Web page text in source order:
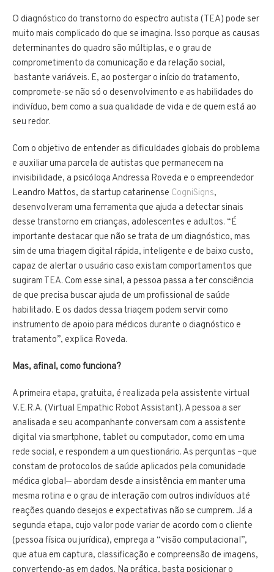
O diagnóstico do transtorno do espectro autista (TEA) pode ser
muito mais complicado do que se imagina. Isso porque as causas
determinantes do quadro são múltiplas, e o grau de
comprometimento da comunicação e da relação social,
bastante variáveis. E, ao postergar o início do tratamento,
compromete-se não só o desenvolvimento e as habilidades do
indivíduo, bem como a sua qualidade de vida e de quem está ao
seu redor.
Com o objetivo de entender as dificuldades globais do problema
e auxiliar uma parcela de autistas que permanecem na
invisibilidade, a psicóloga Andressa Roveda e o empreendedor
Leandro Mattos, da startup catarinense CogniSigns,
desenvolveram uma ferramenta que ajuda a detectar sinais
desse transtorno em crianças, adolescentes e adultos. “É
importante destacar que não se trata de um diagnóstico, mas
sim de uma triagem digital rápida, inteligente e de baixo custo,
capaz de alertar o usuário caso existam comportamentos que
sugiram TEA. Com esse sinal, a pessoa passa a ter consciência
de que precisa buscar ajuda de um profissional de saúde
habilitado. E os dados dessa triagem podem servir como
instrumento de apoio para médicos durante o diagnóstico e
tratamento”, explica Roveda.
Mas, afinal, como funciona?
A primeira etapa, gratuita, é realizada pela assistente virtual
V.E.R.A. (Virtual Empathic Robot Assistant). A pessoa a ser
analisada e seu acompanhante conversam com a assistente
digital via smartphone, tablet ou computador, como em uma
rede social, e respondem a um questionário. As perguntas –que
constam de protocolos de saúde aplicados pela comunidade
médica global— abordam desde a insistência em manter uma
mesma rotina e o grau de interação com outros indivíduos até
reações quando desejos e expectativas não se cumprem. Já a
segunda etapa, cujo valor pode variar de acordo com o cliente
(pessoa física ou jurídica), emprega a “visão computacional”,
que atua em captura, classificação e compreensão de imagens,